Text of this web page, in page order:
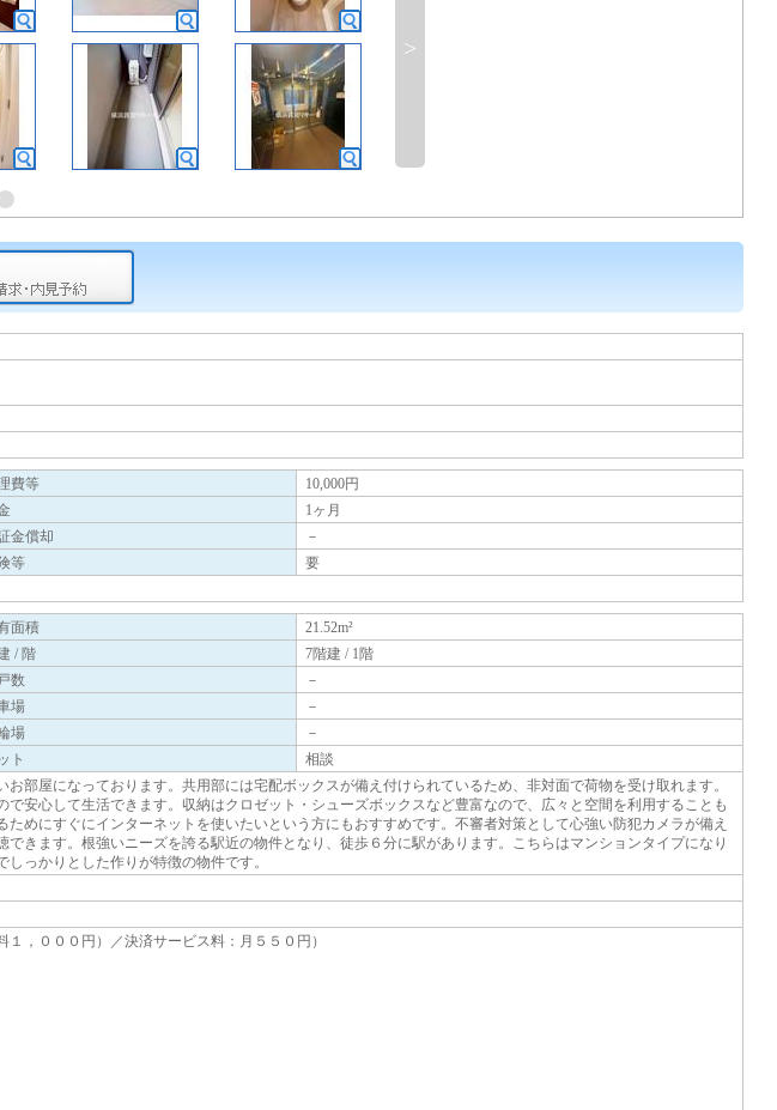
>
費等
10,000円
1ヶ月
金償却
－
等
要
面積
21.52m²
/ 階
7階建 / 1階
数
－
場
－
場
－
ト
相談
部屋になっております。共用部には宅配ボックスが備え付けられているため、非対面で荷物を受け取れます。
安心して生活できます。収納はクロゼット・シューズボックスなど豊富なので、広々と空間を利用することも
めにすぐにインターネットを使いたいという方にもおすすめです。不審者対策として心強い防犯カメラが備え
きます。根強いニーズを誇る駅近の物件となり、徒歩６分に駅があります。こちらはマンションタイプになり
っかりとした作りが特徴の物件です。
，０００円）／決済サービス料：月５５０円）